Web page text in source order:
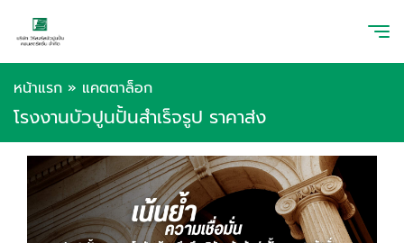
หน้าแรก » แคตตาล็อก
โรงงานบัวปูนปั้นสำเร็จรูป ราคาส่ง